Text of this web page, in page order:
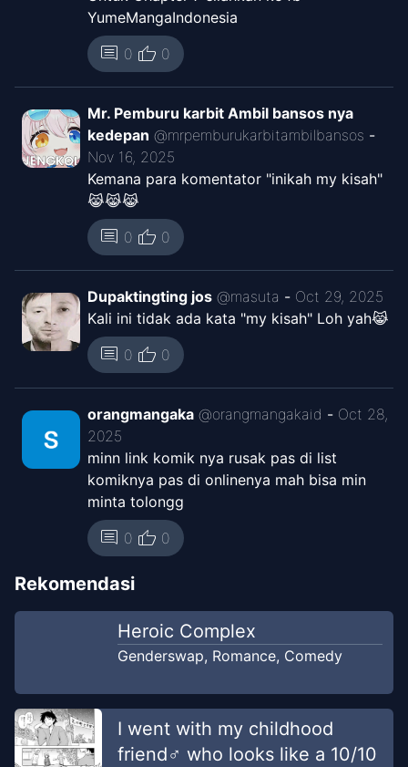
YumeMangaIndonesia
comment 0 thumb_up 0
Mr. Pemburu karbit Ambil bansos nya
kedepan @mrpemburukarbitambilbansos -
Nov 16, 2025
Kemana para komentator "inikah my kisah"
😹😹😹
comment 0 thumb_up 0
Dupaktingting jos @masuta - Oct 29, 2025
Kali ini tidak ada kata "my kisah" Loh yah😹
comment 0 thumb_up 0
orangmangaka @orangmangakaid - Oct 28,
2025
minn link komik nya rusak pas di list
komiknya pas di onlinenya mah bisa min
minta tolongg
comment 0 thumb_up 0
Rekomendasi
Heroic Complex
Genderswap, Romance, Comedy
I went with my childhood
friend♂ who looks like a 10/10